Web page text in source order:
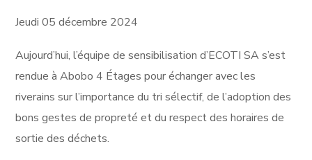
Jeudi 05 décembre 2024
Aujourd’hui, l’équipe de sensibilisation d’ECOTI SA s’est
rendue à Abobo 4 Étages pour échanger avec les
riverains sur l’importance du tri sélectif, de l’adoption des
bons gestes de propreté et du respect des horaires de
sortie des déchets.